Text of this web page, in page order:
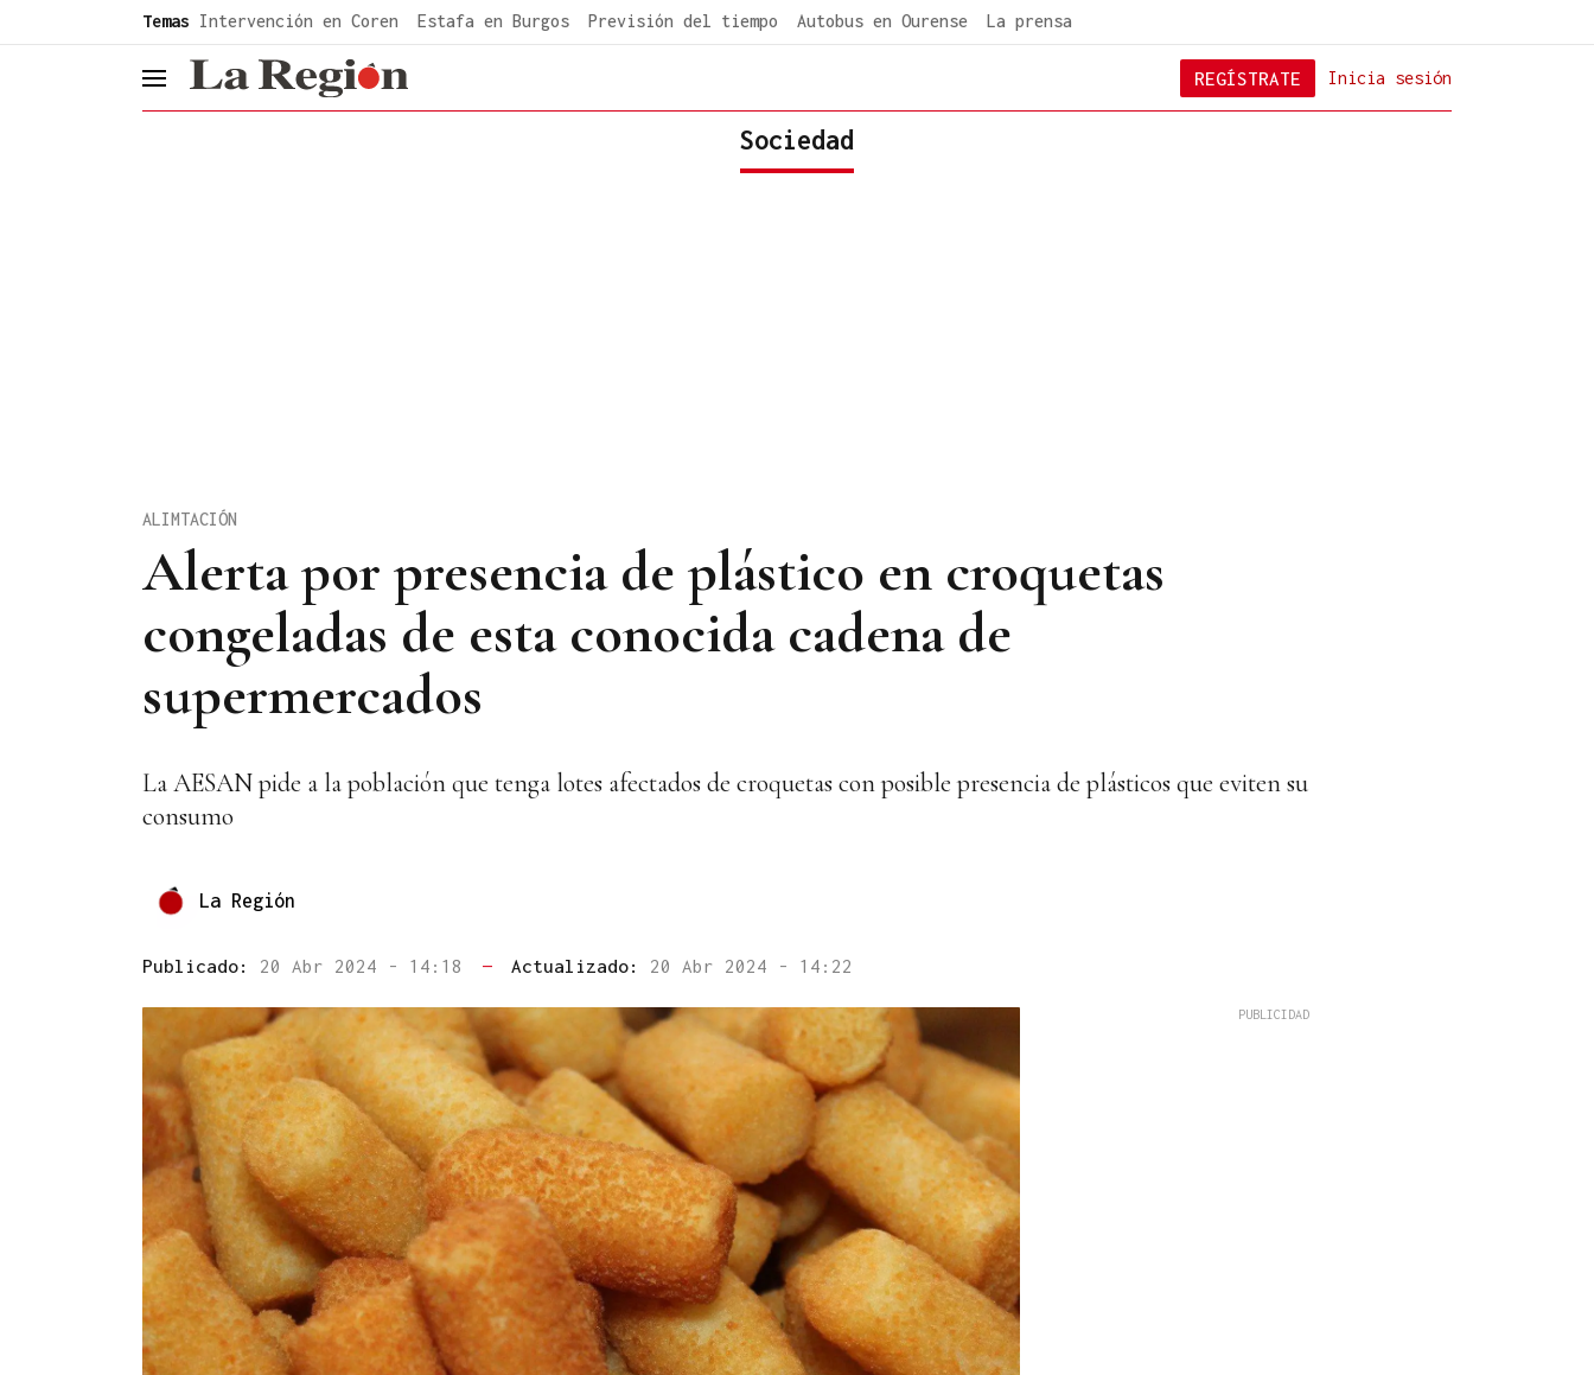
Temas Intervención en Coren Estafa en Burgos Previsión del tiempo Autobus en Ourense La prensa
header.menu.open Inicia sesión
REGÍSTRATE
Sociedad
Alerta por presencia de plástico en croquetas
congeladas de esta conocida cadena de
supermercados
ALIMTACIÓN
La AESAN pide a la población que tenga lotes afectados de croquetas con posible presencia de plásticos que eviten su
consumo
La Región
Publicado: 20 Abr 2024 - 14:18 — Actualizado: 20 Abr 2024 - 14:22